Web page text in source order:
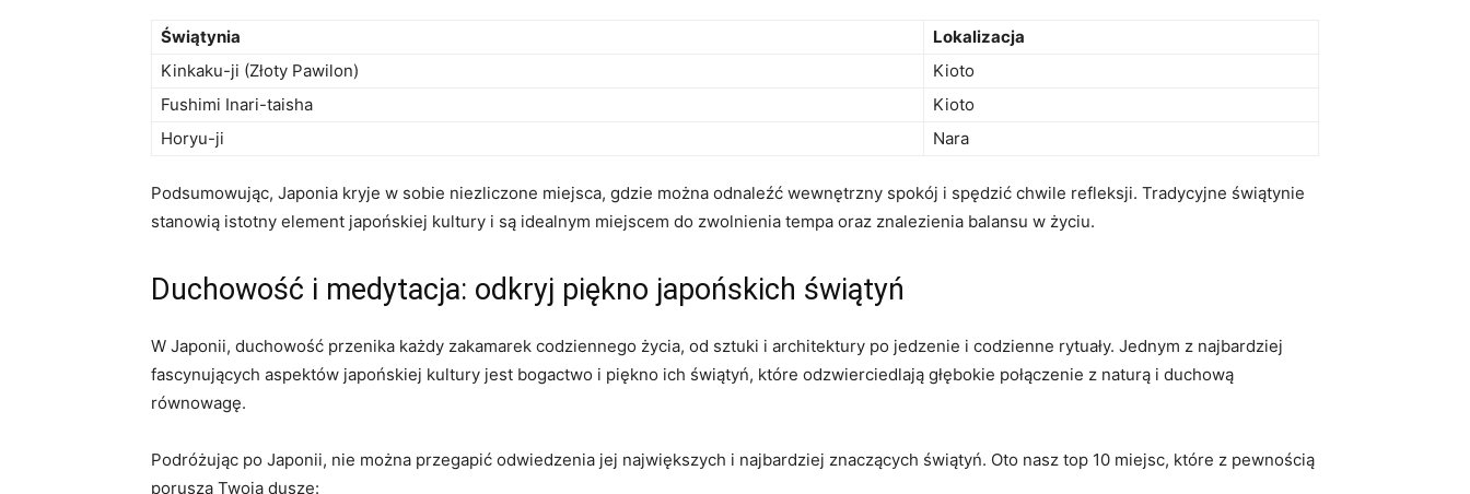
Świątynia
Lokalizacja
Kinkaku-ji (Złoty Pawilon)
Kioto
Fushimi Inari-taisha
Kioto
Horyu-ji
Nara
Podsumowując, Japonia⁤ kryje w sobie niezliczone miejsca, gdzie można odnaleźć wewnętrzny spokój i ⁤spędzić ‌chwile refleksji.‍ Tradycyjne ⁣świątynie
stanowią istotny element japońskiej⁢ kultury‍ i ​są idealnym miejscem do‌ zwolnienia tempa oraz znalezienia​ balansu w życiu.
Duchowość ⁣i medytacja: odkryj piękno⁢ japońskich świątyń
W‌ Japonii, ‌duchowość⁢ przenika każdy zakamarek codziennego życia, ⁢od​ sztuki i architektury po jedzenie i codzienne ⁤rytuały. Jednym z najbardziej
fascynujących aspektów japońskiej kultury‍ jest bogactwo i⁣ piękno ich‍ świątyń, które odzwierciedlają​ głębokie połączenie z naturą i duchową
równowagę.
Podróżując po Japonii, nie można przegapić odwiedzenia jej największych i‌ najbardziej ​znaczących świątyń.⁤ Oto‍ nasz top 10 miejsc, które z pewnością⁢
poruszą Twoją duszę: